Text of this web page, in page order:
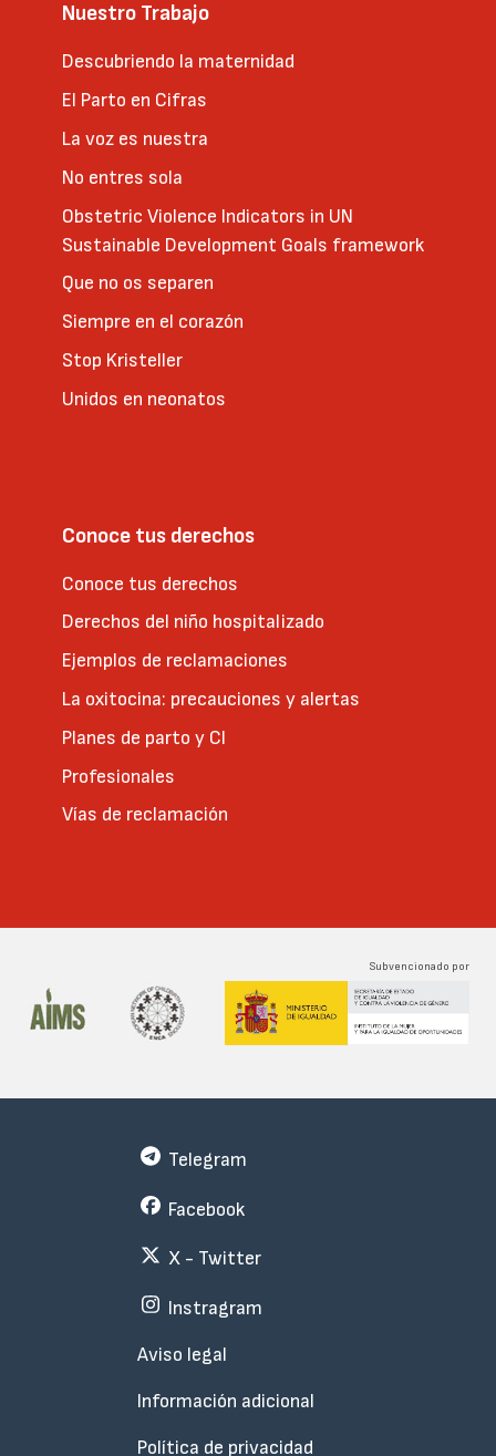
Nuestro Trabajo
Descubriendo la maternidad
El Parto en Cifras
La voz es nuestra
No entres sola
Obstetric Violence Indicators in UN
Sustainable Development Goals framework
Que no os separen
Siempre en el corazón
Stop Kristeller
Unidos en neonatos
Conoce tus derechos
Conoce tus derechos
Derechos del niño hospitalizado
Ejemplos de reclamaciones
La oxitocina: precauciones y alertas
Planes de parto y CI
Profesionales
Vías de reclamación
Subvencionado por
Subfooter
Telegram
Facebook
X - Twitter
Instragram
Aviso legal
Información adicional
Política de privacidad